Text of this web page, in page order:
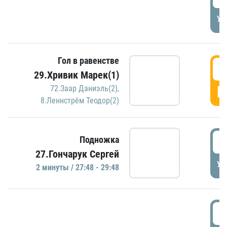
Гол в равенстве
29.Хривик Марек(1)
72.Заар Даниэль(2),
8.Леннстрём Теодор(2)
Подножка
27.Гончарук Сергей
2 минуты / 27:48 - 29:48